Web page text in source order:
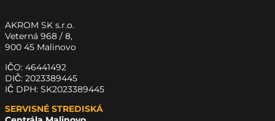
AKROM SK s.r.o.
Veterná 968 / 8,
900 45 Malinovo
IČO: 46441492
DIČ: 2023389445
IČ DPH: SK2023389445
SERVISNÉ STREDISKÁ